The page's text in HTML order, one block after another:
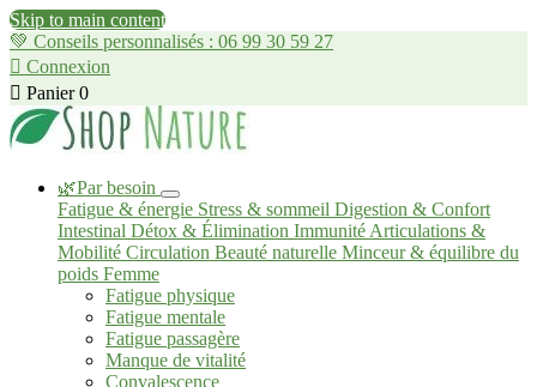
Skip to main content
💚 Conseils personnalisés : 06 99 30 59 27
 Connexion
 Panier 0
🌿Par besoin
Fatigue & énergie Stress & sommeil Digestion & Confort
Intestinal Détox & Élimination Immunité Articulations &
Mobilité Circulation Beauté naturelle Minceur & équilibre du
poids Femme
Fatigue physique
Fatigue mentale
Fatigue passagère
Manque de vitalité
Convalescence